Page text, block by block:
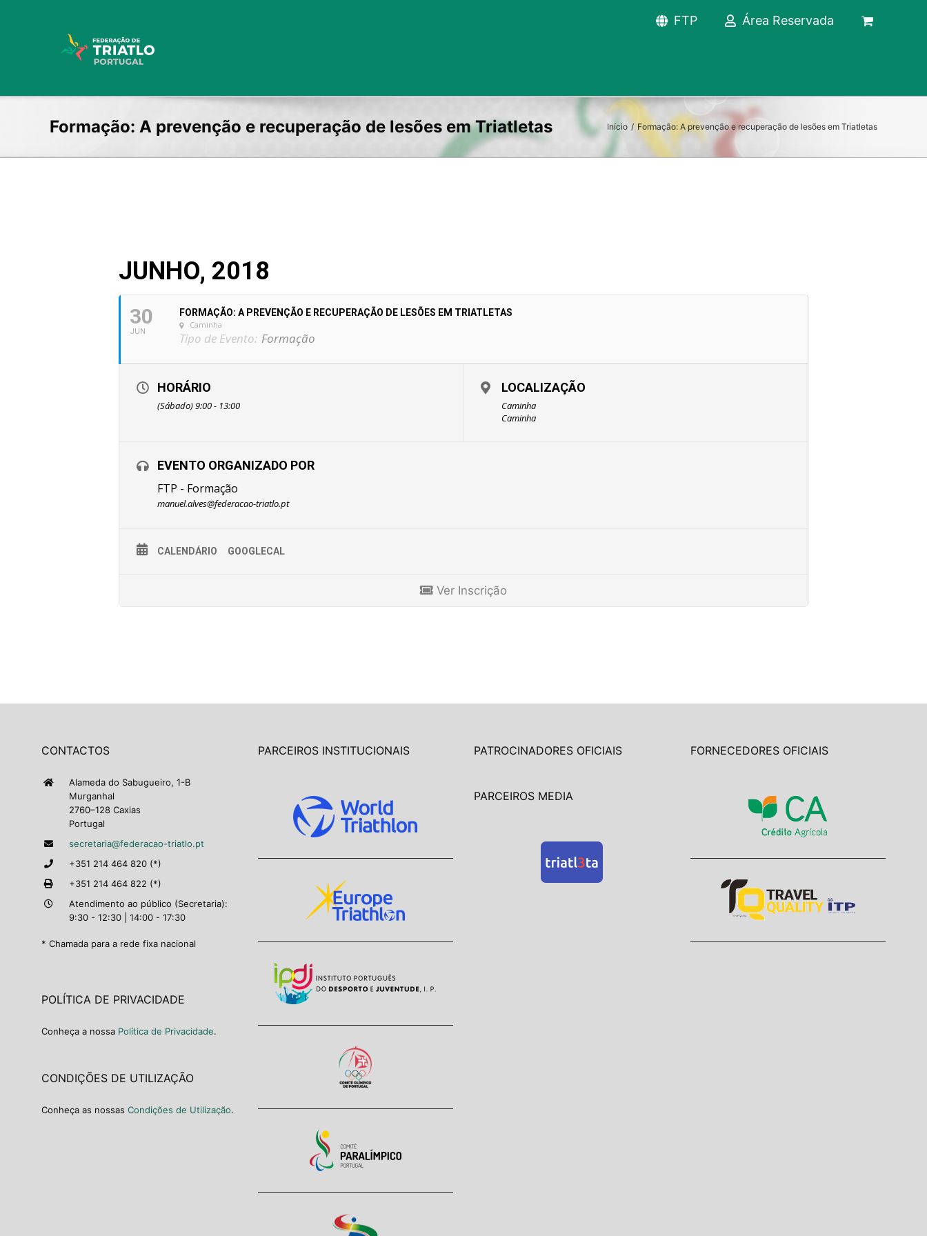
FTP Área Reservada
Formação: A prevenção e recuperação de lesões em Triatletas Início / Formação: A prevenção e recuperação de lesões em Triatletas
JUNHO, 2018
30
JUN
FORMAÇÃO: A PREVENÇÃO E RECUPERAÇÃO DE LESÕES EM TRIATLETAS
Caminha
Tipo de Evento: Formação
HORÁRIO
(Sábado) 9:00 - 13:00
LOCALIZAÇÃO
Caminha
Caminha
EVENTO ORGANIZADO POR
FTP - Formação
manuel.alves@federacao-triatlo.pt
CALENDÁRIO GOOGLECAL
Ver Inscrição
CONTACTOS
Alameda do Sabugueiro, 1-B
Murganhal
2760–128 Caxias
Portugal
secretaria@federacao-triatlo.pt
+351 214 464 820 (*)
+351 214 464 822 (*)
Atendimento ao público (Secretaria):
9:30 - 12:30 | 14:00 - 17:30
* Chamada para a rede fixa nacional
POLÍTICA DE PRIVACIDADE
Conheça a nossa Política de Privacidade.
CONDIÇÕES DE UTILIZAÇÃO
Conheça as nossas Condições de Utilização.
PARCEIROS INSTITUCIONAIS PATROCINADORES OFICIAIS
PARCEIROS MEDIA
FORNECEDORES OFICIAIS